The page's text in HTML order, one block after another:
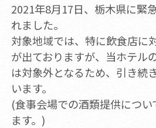
2021年8月17日、栃木県に緊
れました。
対象地域では、特に飲食店に
が出ておりますが、当ホテル
は対象外となるため、引き続
います。
(食事会場での酒類提供につい
ます。)